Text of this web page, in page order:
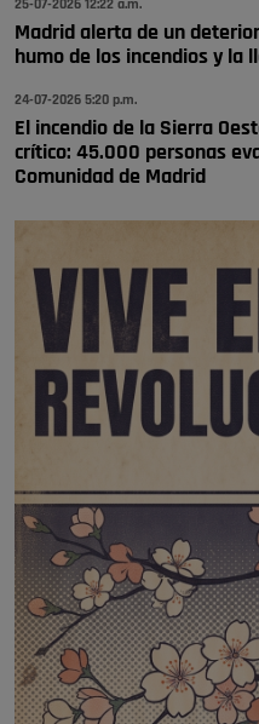
25-07-2026 12:22 a.m.
Madrid alerta de un
humo de los incendios y la
24-07-2026 5:20 p.m.
El incendio de la Sierra
crítico: 45.000 personas
Comunidad de Madrid